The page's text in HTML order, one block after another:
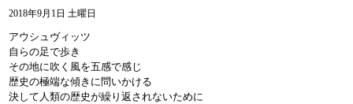
2018年9月1日 土曜日
アウシュヴィッツ
自らの足で歩き
その地に吹く風を五感で感じ
歴史の極端な傾きに問いかける
決して人類の歴史が繰り返されないために